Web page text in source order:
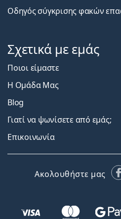
Οδηγός σύγκρισης φακών
Σχετικά με εμάς
Ποιοι είμαστε
Η Ομάδα Μας
Blog
Γιατί να ψωνίσετε από εμάς;
Επικοινωνία
Ακολουθήστε μας